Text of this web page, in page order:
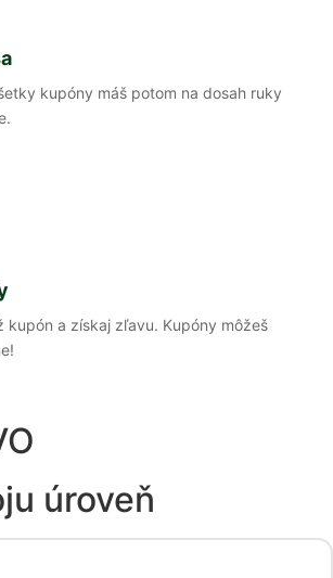
kupóny máš potom na dosah ruky
kupón a získaj zľavu. Kupóny môžeš
úroveň